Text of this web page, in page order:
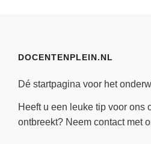
DOCENTENPLEIN.NL
Dé startpagina voor het
Heeft u een leuke tip voor ons
ontbreekt? Neem contactmet